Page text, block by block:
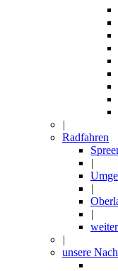
|
Radfahren
|
|
|
|
unsere